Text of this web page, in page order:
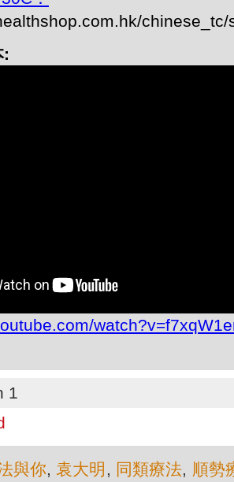
:
1
與你,袁大明 , 同類療法, 順勢